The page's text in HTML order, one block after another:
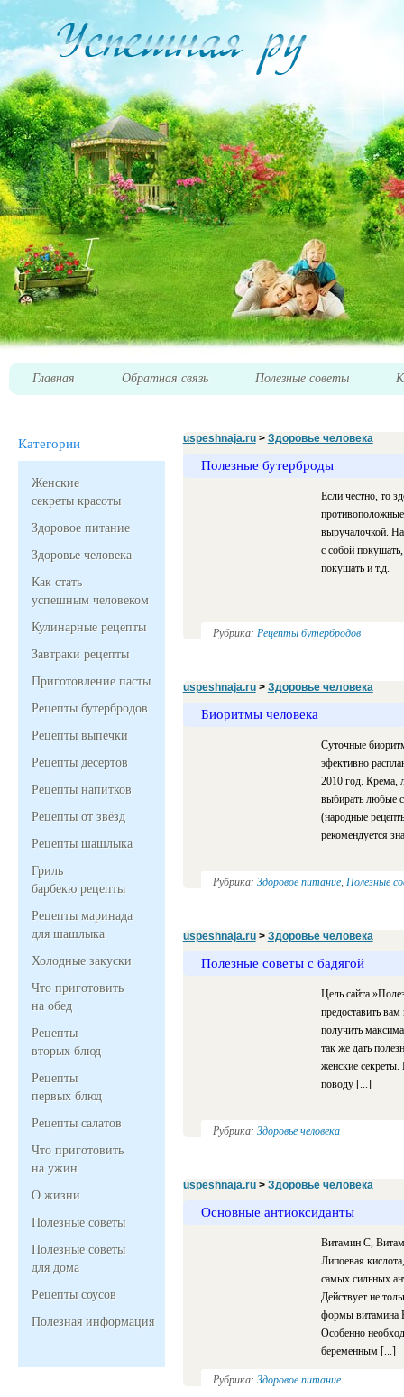
Главная Обратная связь Полезные советы
Категории
Женские
секреты красоты
Здоровое питание
Здоровье человека
Как стать
успешным человеком
Кулинарные рецепты
Завтраки рецепты
Приготовление пасты
Рецепты бутербродов
Рецепты выпечки
Рецепты десертов
Рецепты напитков
Рецепты от звёзд
Рецепты шашлыка
Гриль
барбекю рецепты
Рецепты маринада
для шашлыка
Холодные закуски
Что приготовить
на обед
Рецепты
вторых блюд
Рецепты
первых блюд
Рецепты салатов
Что приготовить
на ужин
О жизни
Полезные советы
Полезные советы
для дома
Рецепты соусов
Полезная информация
uspeshnaja.ru> Здоровье человека
Полезные бутерброды
Если честно, то
выручалочкой.
с собой
покушать и т.д.
Рубрика: Рецепты бутербродов
uspeshnaja.ru> Здоровье человека
Биоритмы человека
Суточные
эфективно
2010 год. Крема,
выбирать любые
(народные
рекомендуется
Рубрика: Здоровое питание, Полезные
uspeshnaja.ru> Здоровье человека
Полезные советы с бадягой
Цель сайта
предоставить
получить
так же дать
женские
поводу [...]
Рубрика: Здоровье человека
uspeshnaja.ru> Здоровье человека
Основные антиоксиданты
Витамин С,
Липоевая
самых сильных
Действует не
формы витамина
Особенно
беременным [...]
Рубрика: Здоровое питание